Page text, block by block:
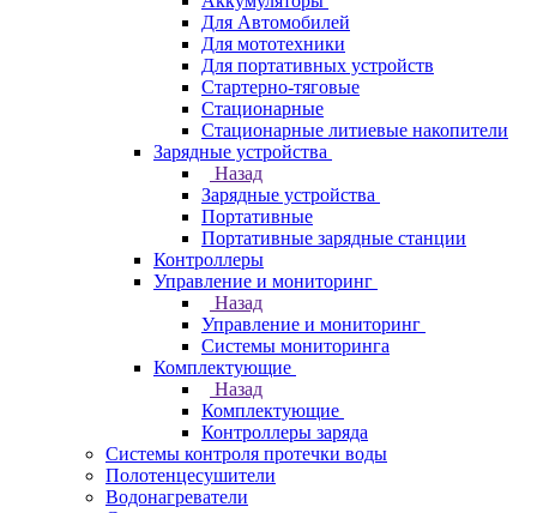
Для Автомобилей
Для мототехники
Для портативных устройств
Стартерно-тяговые
Стационарные
Стационарные литиевые накопители
Зарядные устройства
Назад
Зарядные устройства
Портативные
Портативные зарядные станции
Контроллеры
Управление и мониторинг
Назад
Управление и мониторинг
Системы мониторинга
Комплектующие
Назад
Комплектующие
Контроллеры заряда
Системы контроля протечки воды
Полотенцесушители
Водонагреватели